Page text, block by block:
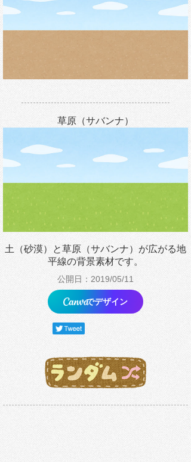
草原（サバンナ）
土（砂漠）と草原（サバンナ）が広がる地
平線の背景素材です。
公開日：2019/05/11
でデザイン